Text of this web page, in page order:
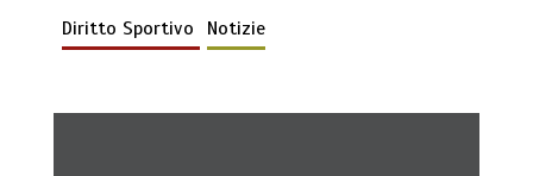
Diritto Sportivo Notizie